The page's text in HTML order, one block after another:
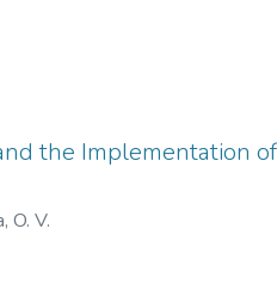
the Implementation
O. V.